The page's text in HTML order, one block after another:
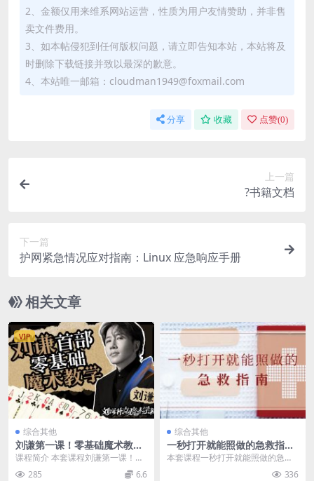
2、金额仅用来维系网站运营，性质为用户友情赞助，并非售
卖文件费用。
3、如本帖侵犯到任何版权问题，请立即告知本站，本站将及
时删除下载链接并致以最深的歉意。
4、本站唯一邮箱：cloudman1949@foxmail.com
分享 收藏 点赞(0)
上一篇
?书籍文档
下一篇
护网紧急情况应对指南：Linux 应急响应手册
相关文章
VIP
综合其他
刘谦第一课！零基础魔术教
学，完整视频教程 价值599元
课程简介 本套课程刘谦第一课！零
基础魔术教学，课程官方售价599
285 6.6
综合其他
一秒打开就能照做的急救指
南，日常急救小常识百度云 免
本套课程一秒打开就能照做的急救
指南，生命急救课，随身携带的电
336